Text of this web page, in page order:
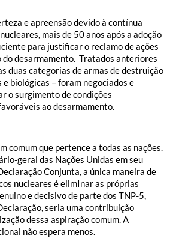
e apreensão devido à contínua
mais de 50 anos após a adoção
para justificar o reclamo de ações
do desarmamento. Tratados anteriores
duas categorias de armas de destruição
e biológicas – foram negociados e
o surgimento de condições
ao desarmamento.
comum que pertence a todas as nações.
geral das Nações Unidas em seu
Conjunta, a única maneira de
nucleares é elimInar as próprias
e decisivo de parte dos TNP-5,
seria uma contribuição
dessa aspiração comum. A
não espera menos.